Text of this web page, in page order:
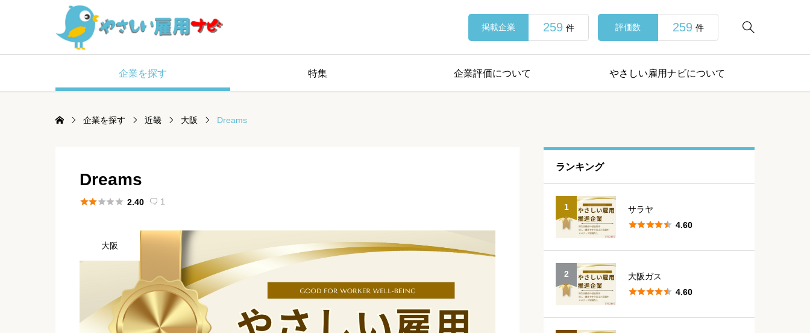

掲載企業 259 件 評価数 259 件
企業を探す 特集 企業評価について やさしい雇用ナビについて
企業を探す 近畿 大阪 Dreams
Dreams
 2.40  1
大阪
ランキング
1
サラヤ
 4.60
2
大阪ガス
 4.60